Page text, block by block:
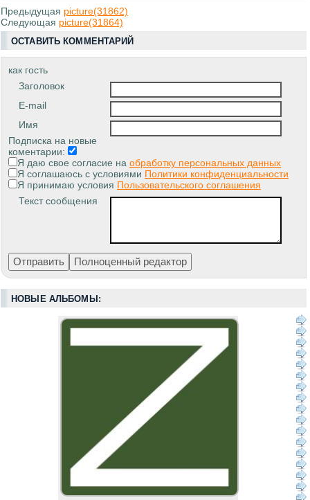
Предыдущая picture(31862)
Следующая picture(31864)
ОСТАВИТЬ КОММЕНТАРИЙ
как гость
Заголовок
E-mail
Имя
Подписка на новые
коментарии:
Я даю свое согласие на обработку персональных данных
Я соглашаюсь с условиями Политики конфиденциальности
Я принимаю условия Пользовательского соглашения
Текст сообщения
НОВЫЕ АЛЬБОМЫ: